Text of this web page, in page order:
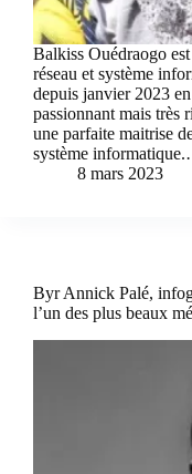
Balkiss Ouédraogo
réseau et système
depuis janvier 2023
passionnant mais très
une parfaite maitrise
système
8 mars 2023
Byr Annick Palé,
l’un des plus beaux